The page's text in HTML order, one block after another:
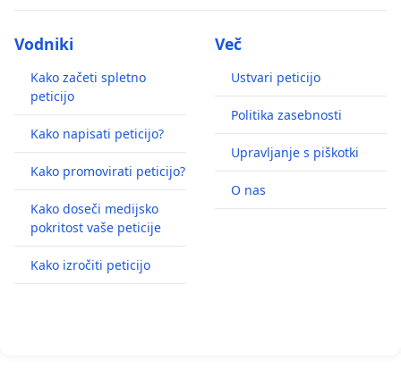
Vodniki
Kako začeti spletno
peticijo
Kako napisati peticijo?
Kako promovirati peticijo?
Kako doseči medijsko
pokritost vaše peticije
Kako izročiti peticijo
Več
Ustvari peticijo
Politika zasebnosti
Upravljanje s piškotki
O nas